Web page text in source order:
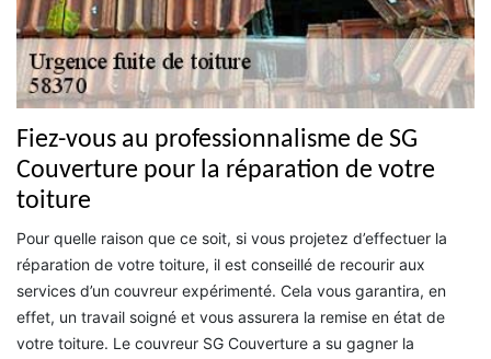
Fiez-vous au professionnalisme de SG
Couverture pour la réparation de votre
toiture
Pour quelle raison que ce soit, si vous projetez d’effectuer la
réparation de votre toiture, il est conseillé de recourir aux
services d’un couvreur expérimenté. Cela vous garantira, en
effet, un travail soigné et vous assurera la remise en état de
votre toiture. Le couvreur SG Couverture a su gagner la